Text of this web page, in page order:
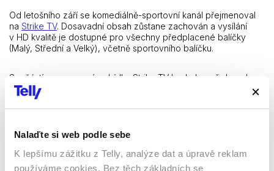
Nalaďte si web podle sebe
K lepšímu zážitku z Telly, analýze dat a úpravě reklam
používáme cookies. Bez těch základních se
Od letošního září se komediálně-sportovní kanál přejmenoval
na Strike TV. Dosavadní obsah zůstane zachován a vysílání
v HD kvalitě je dostupné pro všechny předplacené balíčky
(Malý, Střední a Velký), včetně sportovního balíčku.
Součástí programové nabídky Strike TV bude kromě dosud
vysílaných humorných pořadů a wrestlingu také sportovní
organizace Cage Warriors, která od roku 2001 pořádá zápasy
v MMA. Cage Warriors je brána jako líheň talentů pro
Pimblett nebo jeden z nejslavnějších zápasníků UFC Conor
programu Premier Sport, který Telly taktéž vysílá.